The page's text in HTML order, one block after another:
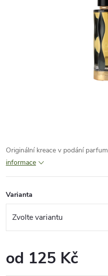
Originální kreace v podání
informace
Varianta
od 125 Kč